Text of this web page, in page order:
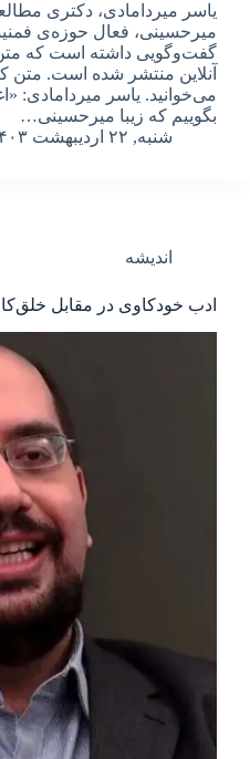
یاسر میردامادی، دکتری
میرحسینی، فعال حوزه‌ی
گفت‌وگویی داشته است که
آنلاین منتشر شده است. متن
می‌خوانید. یاسر میردامادی:
بگوییم که زیبا میرحسینی…
شنبه, ۲۲ اردیبهشت ۱۴۰۳ – ۱۳:۱۳
اندیشه
ادب خودکاوی در مقابل